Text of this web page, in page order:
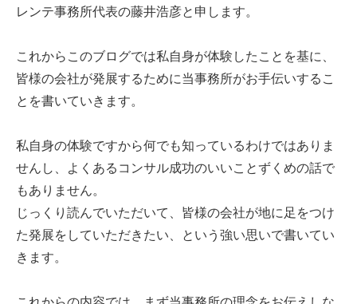
レンテ事務所代表の藤井浩彦と申します。
これからこのブログでは私自身が体験したことを基に、
皆様の会社が発展するために当事務所がお手伝いするこ
とを書いていきます。
私自身の体験ですから何でも知っているわけではありま
せんし、よくあるコンサル成功のいいことずくめの話で
もありません。
じっくり読んでいただいて、皆様の会社が地に足をつけ
た発展をしていただきたい、という強い思いで書いてい
きます。